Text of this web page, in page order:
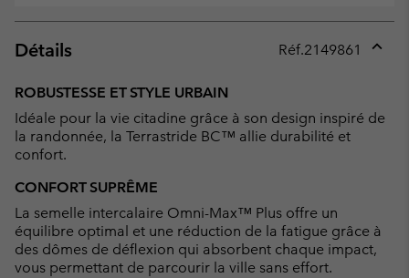
Détails Réf.2149861
ROBUSTESSE ET STYLE URBAIN
Idéale pour la vie citadine grâce à son design inspiré de
la randonnée, la Terrastride BC™ allie durabilité et
confort.
CONFORT SUPRÊME
La semelle intercalaire Omni-Max™ Plus offre un
équilibre optimal et une réduction de la fatigue grâce à
des dômes de déflexion qui absorbent chaque impact,
vous permettant de parcourir la ville sans effort.